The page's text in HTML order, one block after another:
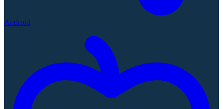
Android